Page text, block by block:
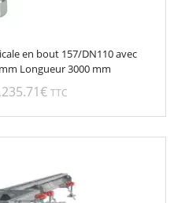
en bout 157/DN110 avec
Longueur 3000 mm
€ TTC